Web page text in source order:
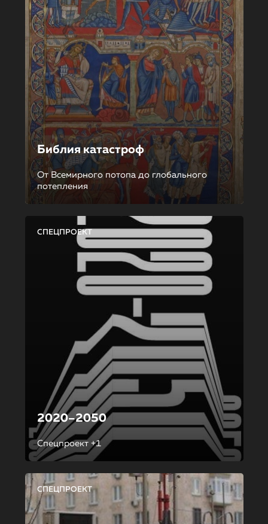
Библия катастроф
От Всемирного потопа до глобального
потепления
СПЕЦПРОЕКТ
2020–2050
Спецпроект +1
СПЕЦПРОЕКТ